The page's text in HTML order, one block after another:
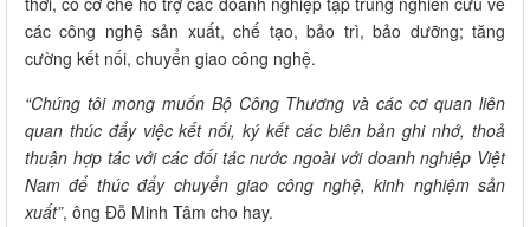
các công nghệ sản xuất, chế tạo, bảo trì, bảo dưỡng; tăng
cường kết nối, chuyển giao công nghệ.
“Chúng tôi mong muốn Bộ Công Thương và các cơ quan liên
quan thúc đẩy việc kết nối, ký kết các biên bản ghi nhớ, thoả
thuận hợp tác với các đối tác nước ngoài với doanh nghiệp Việt
Nam để thúc đẩy chuyển giao công nghệ, kinh nghiệm sản
xuất”, ông Đỗ Minh Tâm cho hay.